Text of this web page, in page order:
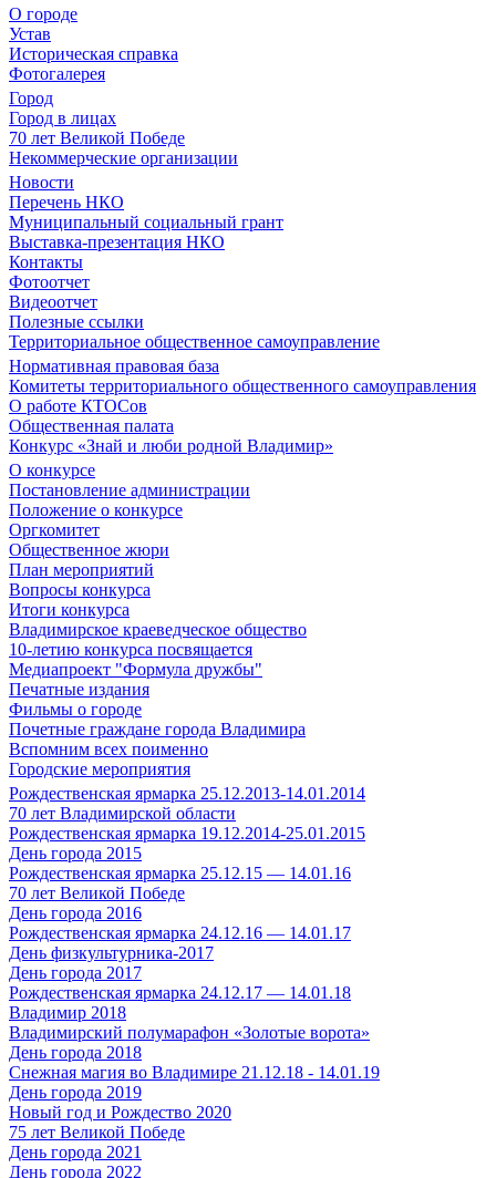
О городе
Устав
Историческая справка
Фотогалерея
Город
Город в лицах
70 лет Великой Победе
Некоммерческие организации
Новости
Перечень НКО
Муниципальный социальный грант
Выставка-презентация НКО
Контакты
Фотоотчет
Видеоотчет
Полезные ссылки
Территориальное общественное самоуправление
Нормативная правовая база
Комитеты территориального общественного самоуправления
О работе КТОСов
Общественная палата
Конкурс «Знай и люби родной Владимир»
О конкурсе
Постановление администрации
Положение о конкурсе
Оргкомитет
Общественное жюри
План мероприятий
Вопросы конкурса
Итоги конкурса
Владимирское краеведческое общество
10-летию конкурса посвящается
Медиапроект "Формула дружбы"
Печатные издания
Фильмы о городе
Почетные граждане города Владимира
Вспомним всех поименно
Городские мероприятия
Рождественская ярмарка 25.12.2013-14.01.2014
70 лет Владимирской области
Рождественская ярмарка 19.12.2014-25.01.2015
День города 2015
Рождественская ярмарка 25.12.15 — 14.01.16
70 лет Великой Победе
День города 2016
Рождественская ярмарка 24.12.16 — 14.01.17
День физкультурника-2017
День города 2017
Рождественская ярмарка 24.12.17 — 14.01.18
Владимир 2018
Владимирский полумарафон «Золотые ворота»
День города 2018
Снежная магия во Владимире 21.12.18 - 14.01.19
День города 2019
Новый год и Рождество 2020
75 лет Великой Победе
День города 2021
День города 2022